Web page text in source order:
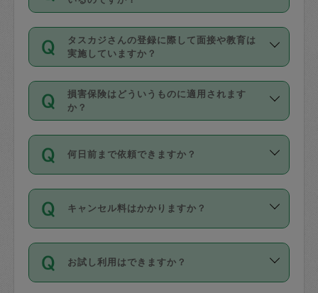
動計算で表示されます。
・夜 １８時～２１時
開始時間を２時間前後変更することが可
能です。依頼送信後、個別にタスカジさ
んにメッセージを送り調整してくださ
い。ただし、２時間を越えての調整はで
時間も被らない場合、損害保険の対象外
きる仕事の範囲が異なりますので、依頼
する前にタスカジさんのプロフィールで
確認してください。
基本的に、高所での作業や危険作業、屋
外での作業は対象外です。
主婦として長年の家事経験をお持ちの
方、栄養士・調理師といった資格者で保
育園や学校の給食やレストランで料理関
係の専門職に従事されていた方、日本で
すでにハウスキーパーや英語の先生とし
てお仕事をしているフィリピン出身の
社員など様々なバックグラウンドの方が
登録しています。
日本語も話せる方など様々です。
ールに記載していますので、各自の得意
タスカジさんの登録に際して面接や教育は
実施していますか？
応募の際に、各自事務局との面接と説明
を行っています。その後、身分証明書の
写真提出をしていただいています。外国
確認しています。タスカジさんトレーニ
ング動画を使ったセルフトレーニングの
現場トライアルを受け、合格したタスカ
ジさんが活動されています。
※テストセンターの講評は１件目のレビュ
損害保険はどういうものに適用されます
か？
依頼者とタスカジさんとの間でタスカジ
を通して成立した作業時間内での作業に
適用されます。作業範囲は、掃除、洗
です。作業中に物を壊したり、人にけが
をさせたりした場合が対象で、補償金額
す。
何日前まで依頼できますか？
ご依頼は、現在を起点に3日後（72時間
以降）の日時から受付可能となっていま
す。
タスカジさんへ「募集」をかけることが
可能です。
キャンセル料はかかりますか？
キャンセル料には、以下の2種類がありま
す。
お試し利用はできますか？